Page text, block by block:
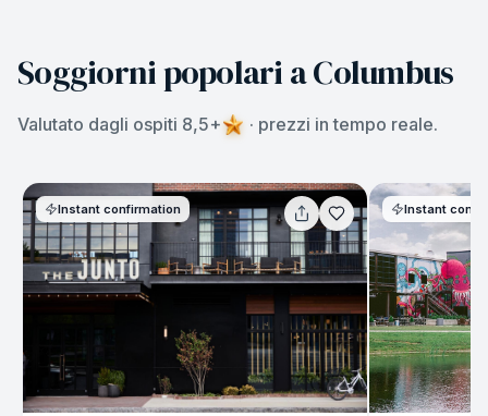
Soggiorni popolari a Columbus
Valutato dagli ospiti 8,5+ · prezzi in tempo reale.
Instant confirmation Instant